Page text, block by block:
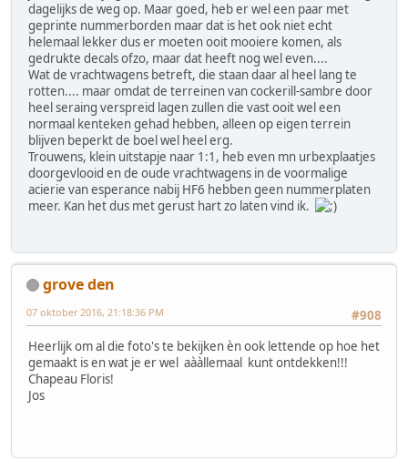
dagelijks de weg op. Maar goed, heb er wel een paar met
geprinte nummerborden maar dat is het ook niet echt
helemaal lekker dus er moeten ooit mooiere komen, als
gedrukte decals ofzo, maar dat heeft nog wel even....
Wat de vrachtwagens betreft, die staan daar al heel lang te
rotten.... maar omdat de terreinen van cockerill-sambre door
heel seraing verspreid lagen zullen die vast ooit wel een
normaal kenteken gehad hebben, alleen op eigen terrein
blijven beperkt de boel wel heel erg.
Trouwens, klein uitstapje naar 1:1, heb even mn urbexplaatjes
doorgevlooid en de oude vrachtwagens in de voormalige
acierie van esperance nabij HF6 hebben geen nummerplaten
meer. Kan het dus met gerust hart zo laten vind ik.
grove den
#908
07 oktober 2016, 21:18:36 PM
Heerlijk om al die foto's te bekijken èn ook lettende op hoe het
gemaakt is en wat je er wel aààllemaal kunt ontdekken!!!
Chapeau Floris!
Jos